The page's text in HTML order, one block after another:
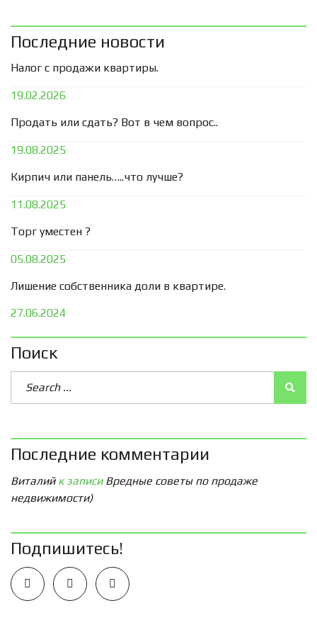
Последние новости
Налог с продажи квартиры.
19.02.2026
Продать или сдать? Вот в чем вопрос..
19.08.2025
Кирпич или панель…..что лучше?
11.08.2025
Торг уместен ?
05.08.2025
Лишение собственника доли в квартире.
27.06.2024
Поиск
Последние комментарии
Виталийк записи Вредные советы по продаже
недвижимости)
Подпишитесь!